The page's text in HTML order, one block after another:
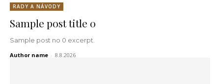
RADY A NÁVODY
Sample post title 0
Sample post no 0 excerpt.
Author name - 8.8.2026